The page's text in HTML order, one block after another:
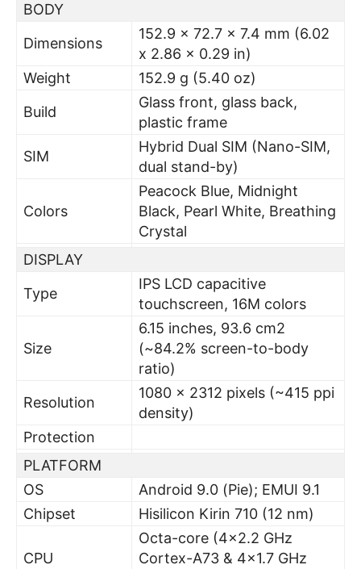
BODY
Dimensions
152.9 x 72.7 x 7.4 mm (6.02
x 2.86 x 0.29 in)
Weight
152.9 g (5.40 oz)
Build
Glass front, glass back,
plastic frame
SIM
Hybrid Dual SIM (Nano-SIM,
dual stand-by)
Colors
Peacock Blue, Midnight
Black, Pearl White, Breathing
Crystal
DISPLAY
Type
IPS LCD capacitive
touchscreen, 16M colors
Size
6.15 inches, 93.6 cm2
(~84.2% screen-to-body
ratio)
Resolution
1080 x 2312 pixels (~415 ppi
density)
Protection
PLATFORM
OS
Android 9.0 (Pie); EMUI 9.1
Chipset
Hisilicon Kirin 710 (12 nm)
CPU
Octa-core (4×2.2 GHz
Cortex-A73 & 4×1.7 GHz